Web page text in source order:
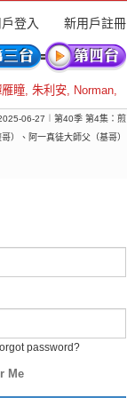
登入 新用戶註冊
瞳, 朱利安, Norman,
06-27︱第40季 第4集：煎
）、阿一真徒大師父（基哥）
password?
Me